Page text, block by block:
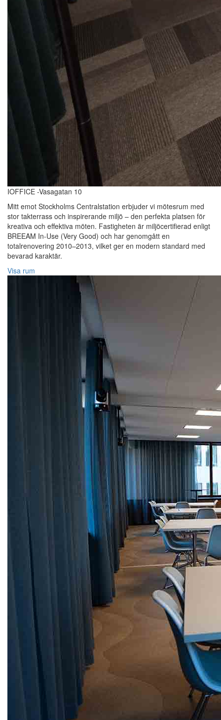
IOFFICE -Vasagatan 10
Mitt emot Stockholms Centralstation erbjuder vi mötesrum med
stor takterrass och inspirerande miljö – den perfekta platsen för
kreativa och effektiva möten. Fastigheten är miljöcertifierad enligt
BREEAM In-Use (Very Good) och har genomgått en
totalrenovering 2010–2013, vilket ger en modern standard med
bevarad karaktär.
Visa rum